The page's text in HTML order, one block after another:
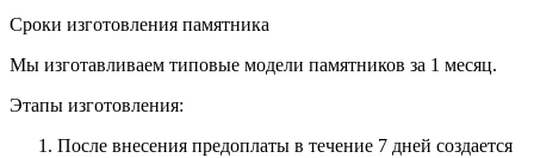
Сроки изготовления памятника
Мы изготавливаем типовые модели памятников за 1 месяц.
Этапы изготовления:
После внесения предоплаты в течение 7 дней создается